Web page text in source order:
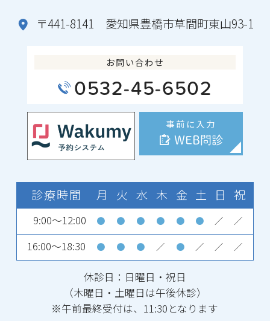
〒441-8141 愛知県豊橋市草間町東山93-1
お問い合わせ
0532-45-6502
事前に入力
WEB問診
診療時間 月 火 水 木 金 土 日 祝
9:00～12:00 ● ● ● ● ● ● ／ ／
16:00～18:30 ● ● ● ／ ● ／ ／ ／
休診日：日曜日・祝日
（木曜日・土曜日は午後休診）
※午前最終受付は、11:30となります